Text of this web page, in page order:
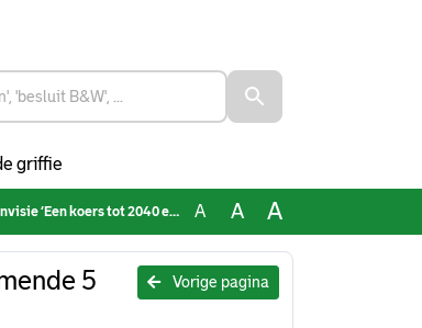
griffie
2040 en acties voor de komende 5 jaar’ A A A
Vorige pagina
5